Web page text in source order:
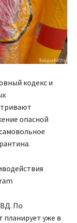
кодекс и
опасной
По
уже в